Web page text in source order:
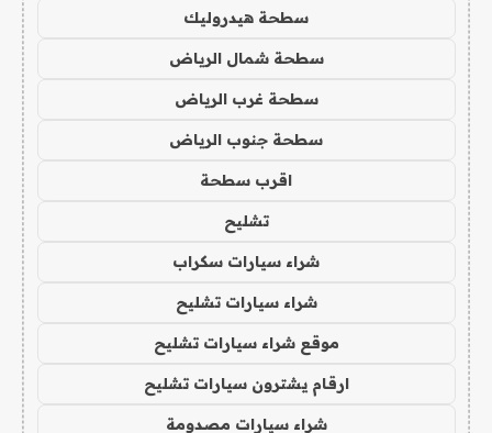
سطحة هيدروليك
سطحة شمال الرياض
سطحة غرب الرياض
سطحة جنوب الرياض
اقرب سطحة
تشليح
شراء سيارات سكراب
شراء سيارات تشليح
موقع شراء سيارات تشليح
ارقام يشترون سيارات تشليح
شراء سيارات مصدومة